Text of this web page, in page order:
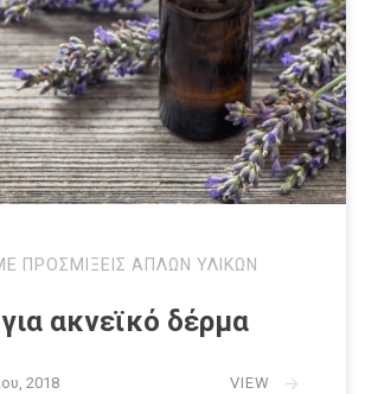
ΠΡΟΣΜΙΞΕΙΣ ΑΠΛΩΝ ΥΛΙΚΩΝ
ακνεϊκό δέρμα
2018 VIEW